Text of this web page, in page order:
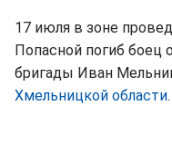
17 июля в зоне
Попасной погиб боец
бригады Иван
Хмельницкой области.